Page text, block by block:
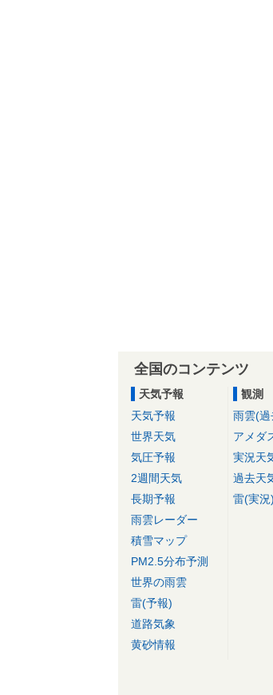
全国のコンテンツ
天気予報
天気予報
世界天気
気圧予報
2週間天気
長期予報
雨雲レーダー
積雪マップ
PM2.5分布予測
世界の雨雲
雷(予報)
道路気象
黄砂情報
観測
雨雲(過
アメダ
実況天
過去天
雷(実況)